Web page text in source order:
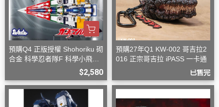
預購Q4 正版授權 Shohoriku 砌
合金 科學忍者隊F 科學小飛俠
$2,580
預購27年Q1 KW-002 哥吉拉2
016 正宗哥吉拉 iPASS 一卡通
已售完